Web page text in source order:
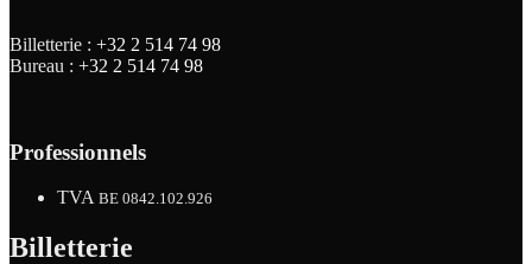
Billetterie : +32 2 514 74 98
Bureau : +32 2 514 74 98
Professionnels
TVA BE 0842.102.926
Billetterie